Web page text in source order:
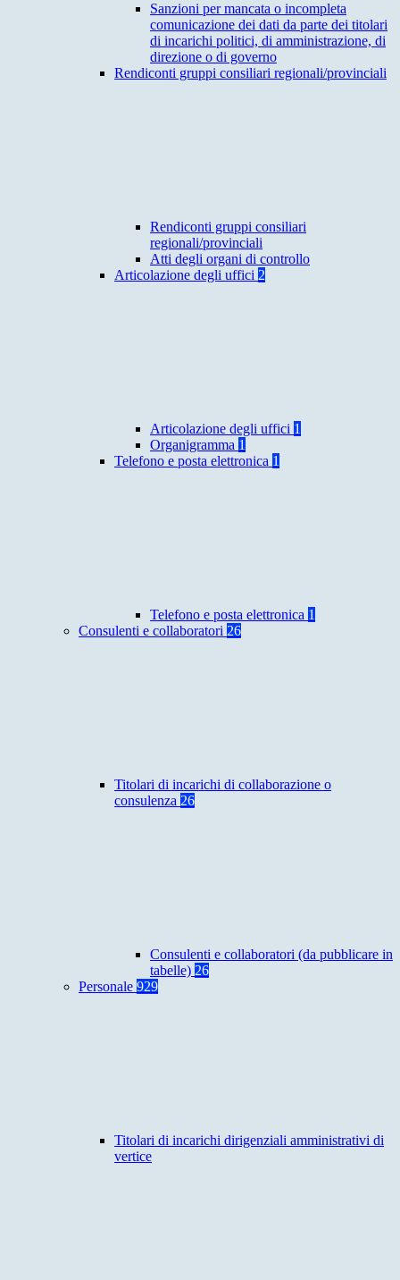
Sanzioni per mancata o incompleta
comunicazione dei dati da parte dei titolari
di incarichi politici, di amministrazione, di
direzione o di governo
Rendiconti gruppi consiliari regionali/provinciali
Rendiconti gruppi consiliari
regionali/provinciali
Atti degli organi di controllo
Articolazione degli uffici 2
Articolazione degli uffici 1
Organigramma 1
Telefono e posta elettronica 1
Telefono e posta elettronica 1
Consulenti e collaboratori 26
Titolari di incarichi di collaborazione o
consulenza 26
Consulenti e collaboratori (da pubblicare in
tabelle) 26
Personale 929
Titolari di incarichi dirigenziali amministrativi di
vertice